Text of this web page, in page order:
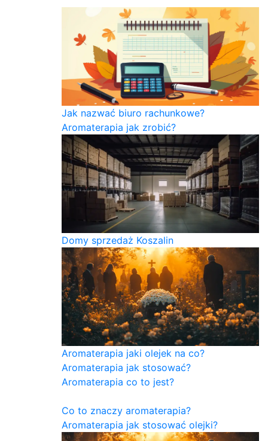
Jak nazwać biuro rachunkowe?
Aromaterapia jak zrobić?
Domy sprzedaż Koszalin
Aromaterapia jaki olejek na co?
Aromaterapia jak stosować?
Aromaterapia co to jest?
Co to znaczy aromaterapia?
Aromaterapia jak stosować olejki?